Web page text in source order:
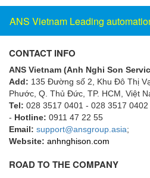
FLOMAG
flotron
Flow Force/ Super Green Power-
Floweserve/PMV
Flowline
Flow-Mon
Flowserve
ANS Vietnam Leading
CONTACT INFO
ANS Vietnam (Anh Nghi Son
Add: 135 Đường số 2, Khu Đô Thị
Phước, Q. Thủ Đức, TP. HCM , Việt
Tel: 028 3517 0401 - 028 3517 0402
- Hotline: 0911 47 22 55
Email: support@ansgroup.asia;
Website: anhnghison.com
ROAD TO THE COMPANY